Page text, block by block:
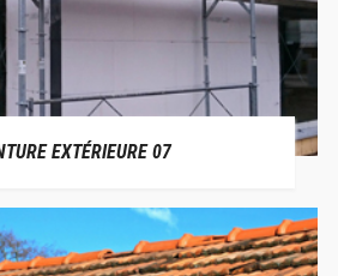
EXTÉRIEURE 07